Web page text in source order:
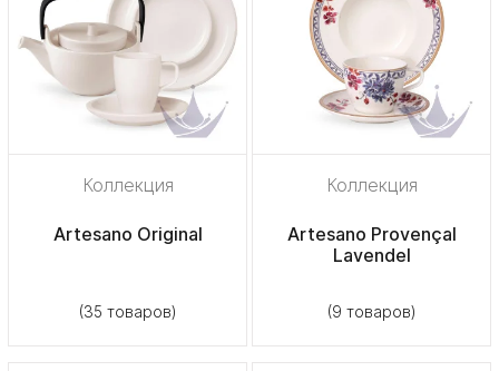
Коллекция
Artesano Original
(35 товаров)
Коллекция
Artesano Provençal
Lavendel
(9 товаров)